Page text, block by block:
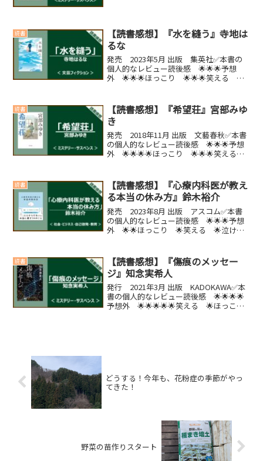
読書
【読書感想】『水を縫う』寺地は
るな
発売 2023年5月 出版 集英社✅本書の
個人的なレビュー読後感 🌟🌟🌟予想
外 🌟🌟🌟ほっこり 🌟🌟🌟笑える 🌟
行動できない人(function(b,c,f,g,a,d...
読書
【読書感想】『希望荘』宮部みゆ
き
発売 2018年11月 出版 文藝春秋✅本書
の個人的なレビュー読後感 🌟🌟🌟予想
外 🌟🌟🌟🌟ほっこり 🌟🌟🌟笑える
の説明が多めという印象。次回以降が楽
しみになりました...
読書
【読書感想】『心療内科医が教え
る本当の休み方』鈴木裕介
発売 2023年8月 出版 アスコム✅本書
の個人的なレビュー読後感 🌟🌟🌟予想
外 🌟🌟ほっこり 🌟笑える 🌟泣け
(function(b,c,f,g,a,d,e){b.Mos...
読書
【読書感想】『傷痕のメッセー
ジ』知念実希人
発行 2021年3月 出版 KADOKAWA✅本
書の個人的なレビュー読後感 🌟🌟🌟🌟
予想外 🌟🌟🌟🌟🌟笑える 🌟ほっこ
どうする！今年も、花粉症の季節がやっ
てきた！
野菜の苗作りスタート